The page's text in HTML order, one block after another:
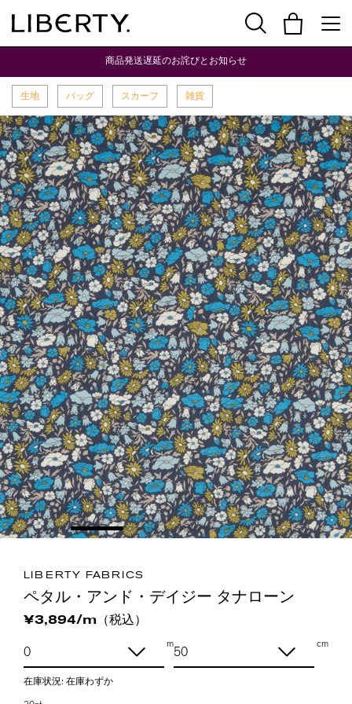
商品発送遅延のお詫びとお知らせ
生地 バッグ スカーフ 雑貨
LIBERTY FABRICS
ペタル・アンド・デイジー タナローン
¥3,894/m（税込）
m cm
在庫状況: 在庫わずか